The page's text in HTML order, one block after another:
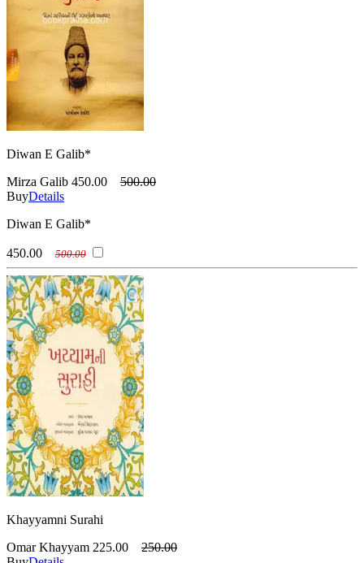
Diwan E Galib*
Mirza Galib 450.00
500.00
BuyDetails
Diwan E Galib*
450.00 500.00
Khayyamni Surahi
Omar Khayyam 225.00
250.00